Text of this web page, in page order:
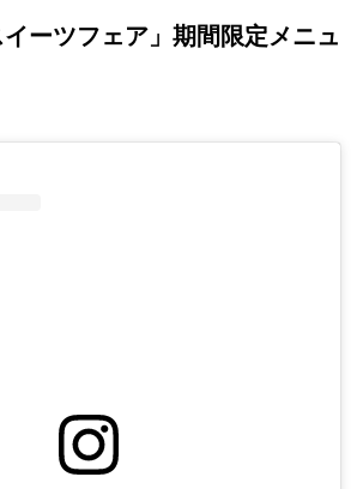
イーツフェア」期間限定メニュ